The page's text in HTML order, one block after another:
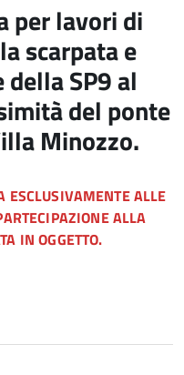
per lavori di
scarpata e
SP9 al
del ponte
Minozzo.
ESCLUSIVAMENTE ALLE
ALLA
IN OGGETTO.